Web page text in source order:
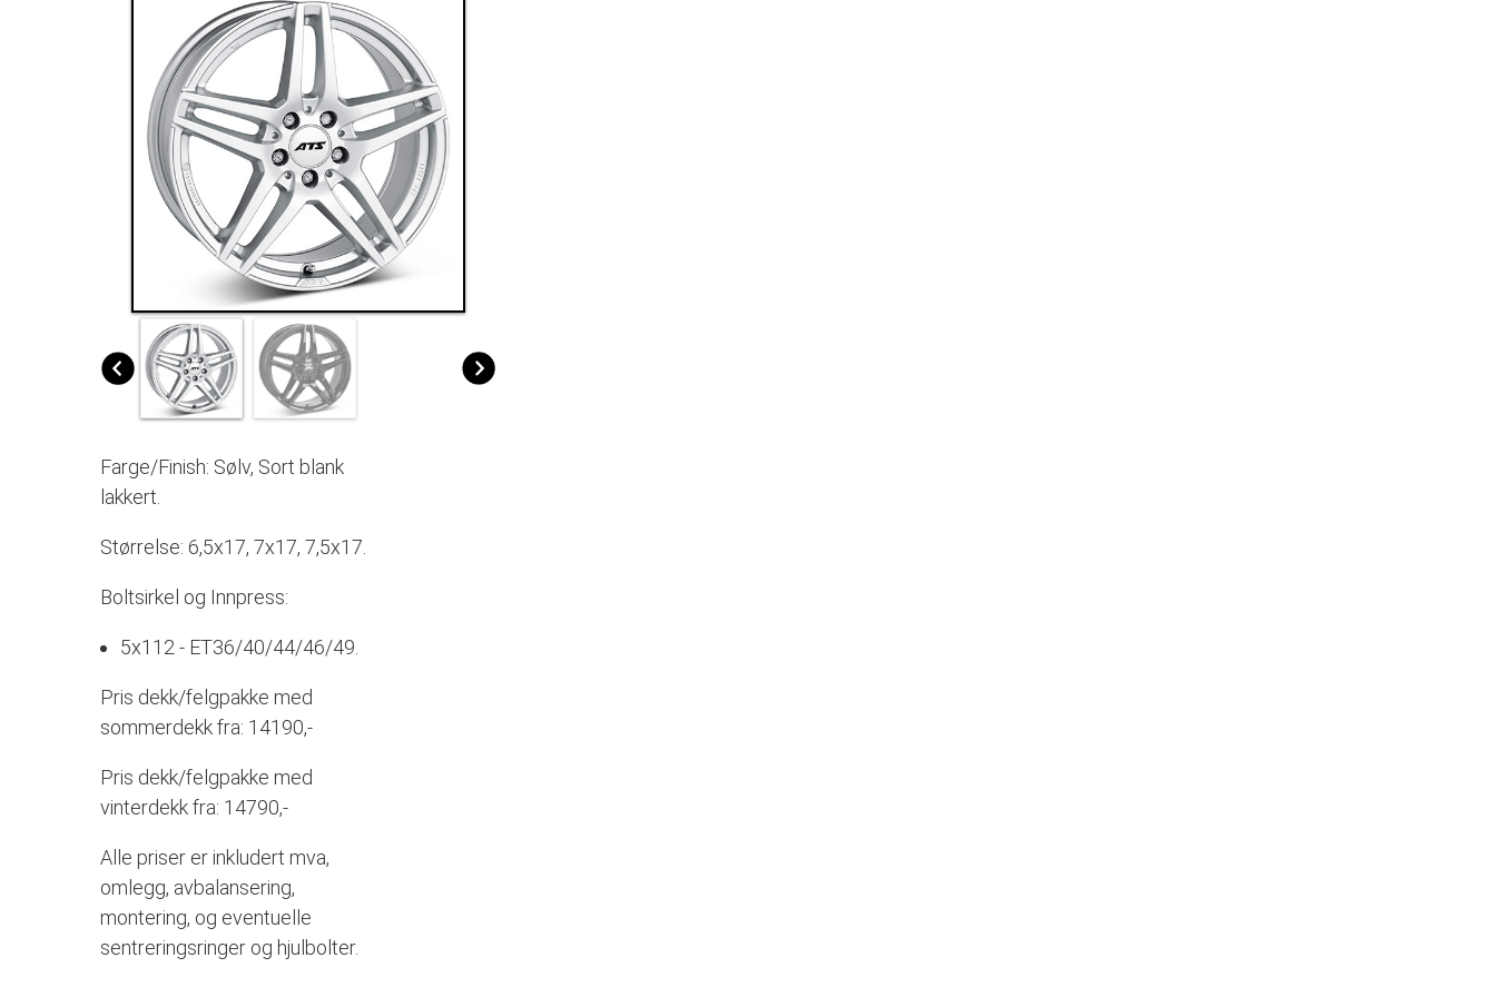
Farge/Finish: Sølv, Sort blank
lakkert.
Størrelse: 6,5x17, 7x17, 7,5x17.
Boltsirkel og Innpress:
5x112 - ET36/40/44/46/49.
Pris dekk/felgpakke med
sommerdekk fra: 14190,-
Pris dekk/felgpakke med
vinterdekk fra: 14790,-
Alle priser er inkludert mva,
omlegg, avbalansering,
montering, og eventuelle
sentreringsringer og hjulbolter.